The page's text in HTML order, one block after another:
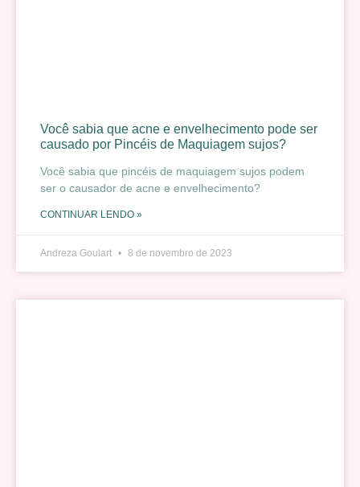
Você sabia que acne e envelhecimento pode ser
causado por Pincéis de Maquiagem sujos?
Você sabia que pincéis de maquiagem sujos podem
ser o causador de acne e envelhecimento?
CONTINUAR LENDO »
Andreza Goulart 8 de novembro de 2023